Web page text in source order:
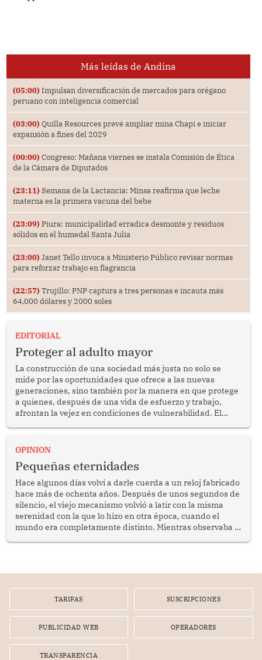
Más leídas de Andina
(05:00) Impulsan diversificación de mercados para orégano
peruano con inteligencia comercial
(03:00) Quilla Resources prevé ampliar mina Chapi e iniciar
expansión a fines del 2029
(00:00) Congreso: Mañana viernes se instala Comisión de Ética
de la Cámara de Diputados
(23:11) Semana de la Lactancia: Minsa reafirma que leche
materna es la primera vacuna del bebe
(23:09) Piura: municipalidad erradica desmonte y residuos
sólidos en el humedal Santa Julia
(23:00) Janet Tello invoca a Ministerio Público revisar normas
para reforzar trabajo en flagrancia
(22:57) Trujillo: PNP captura a tres personas e incauta más
64,000 dólares y 2000 soles
EDITORIAL
Proteger al adulto mayor
La construcción de una sociedad más justa no solo se
mide por las oportunidades que ofrece a las nuevas
generaciones, sino también por la manera en que protege
a quienes, después de una vida de esfuerzo y trabajo,
afrontan la vejez en condiciones de vulnerabilidad. El
bimestrales el subsidio que reciben los beneficiarios del
reflexionar sobre la importancia de fortalecer las políticas
públicas dirigidas a los adultos mayores en pobreza.
OPINION
Pequeñas eternidades
Hace algunos días volví a darle cuerda a un reloj fabricado
hace más de ochenta años. Después de unos segundos de
silencio, el viejo mecanismo volvió a latir con la misma
serenidad con la que lo hizo en otra época, cuando el
mundo era completamente distinto. Mientras observaba el
TARIFAS SUSCRIPCIONES
PUBLICIDAD WEB OPERADORES
TRANSPARENCIA